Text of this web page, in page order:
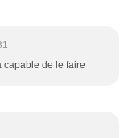
capable de le faire